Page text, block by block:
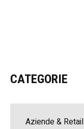
CATEGORIE
Aziende & Retail